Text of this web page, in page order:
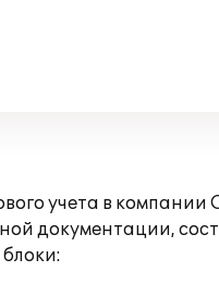
учета в
документации,